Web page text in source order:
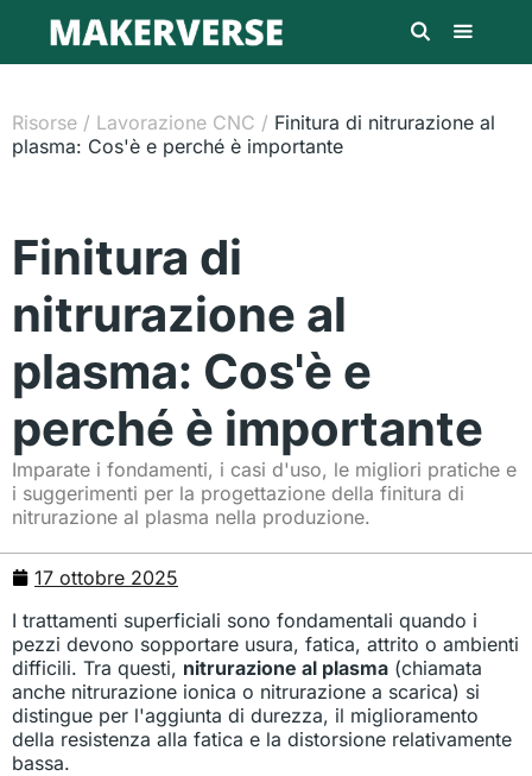
Risorse / Lavorazione CNC / Finitura di nitrurazione al
plasma: Cos'è e perché è importante
Finitura di
nitrurazione al
plasma: Cos'è e
perché è importante
Imparate i fondamenti, i casi d'uso, le migliori pratiche e
i suggerimenti per la progettazione della finitura di
nitrurazione al plasma nella produzione.
17 ottobre 2025
I trattamenti superficiali sono fondamentali quando i
pezzi devono sopportare usura, fatica, attrito o ambienti
difficili. Tra questi, nitrurazione al plasma (chiamata
anche nitrurazione ionica o nitrurazione a scarica) si
distingue per l'aggiunta di durezza, il miglioramento
della resistenza alla fatica e la distorsione relativamente
bassa.